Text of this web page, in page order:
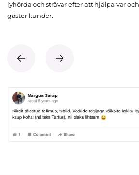
lyhörda och strävar efter att hjälpa var
gäster kunder.